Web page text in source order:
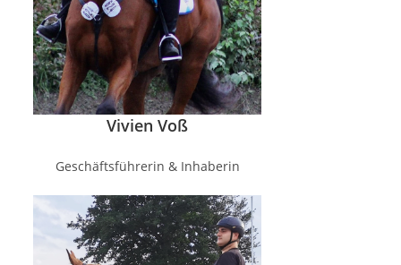
Vivien Voß
Geschäftsführerin & Inhaberin